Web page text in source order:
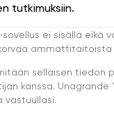
tutkimuksiin.
ei sisällä eikä
ammattitaitoista
sellaisen
kanssa.
vastuullasi.